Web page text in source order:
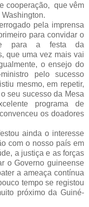
cooperação, que vêm
pela imprensa
para convidar o
para a festa da
que uma vez mais vai
o ensejo do
pelo sucesso
mesmo, em repetir,
seu sucesso da Mesa
programa de
os doadores
ainda o interesse
com o nosso país em
a justiça e as forças
o Governo guineense
a ameaça contínua
tempo se registou
próximo da Guiné-